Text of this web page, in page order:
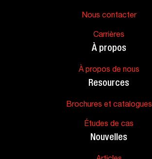
Nous contacter
Carrières
À propos
À propos de nous
Resources
Brochures et catalogues
Études de cas
Nouvelles